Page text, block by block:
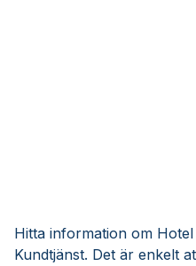
Hitta information om
Kundtjänst. Det är enkelt